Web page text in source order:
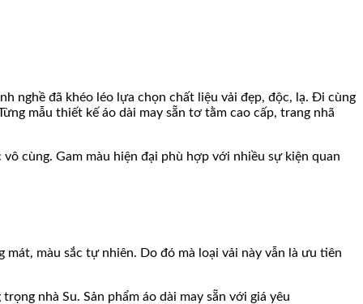
nghề đã khéo léo lựa chọn chất liệu vải đẹp, độc, lạ. Đi cùng
mẫu thiết kế áo dài may sẵn tơ tằm cao cấp, trang nhã
cùng. Gam màu hiện đại phù hợp với nhiều sự kiện quan
màu sắc tự nhiên. Do đó mà loại vải này vẫn là ưu tiên
nhà Su. Sản phẩm áo dài may sẵn với giá yêu